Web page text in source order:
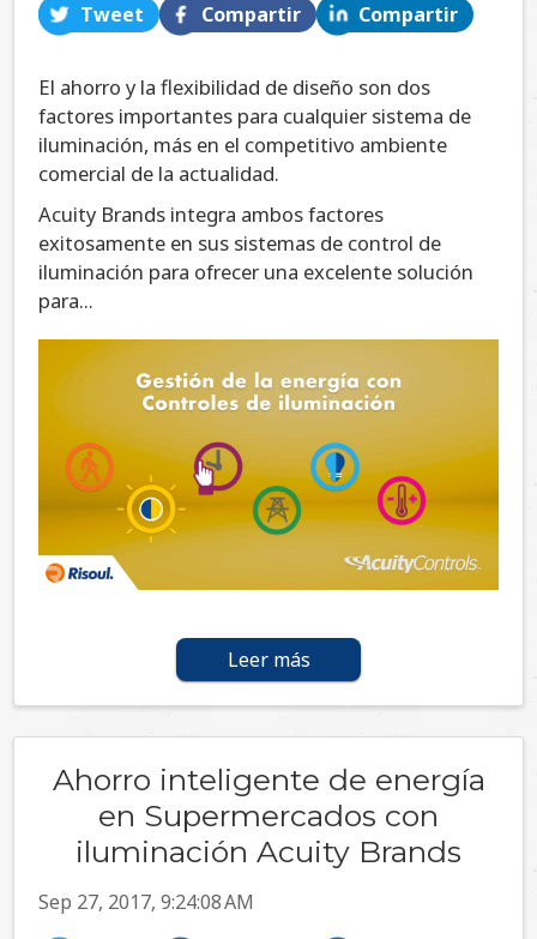
Tweet Compartir Compartir
El ahorro y la flexibilidad de diseño son dos
factores importantes para cualquier sistema de
iluminación, más en el competitivo ambiente
comercial de la actualidad.
Acuity Brands integra ambos factores
exitosamente en sus sistemas de control de
iluminación para ofrecer una excelente solución
para...
Leer más
Ahorro inteligente de energía
en Supermercados con
iluminación Acuity Brands
Sep 27, 2017, 9:24:08 AM